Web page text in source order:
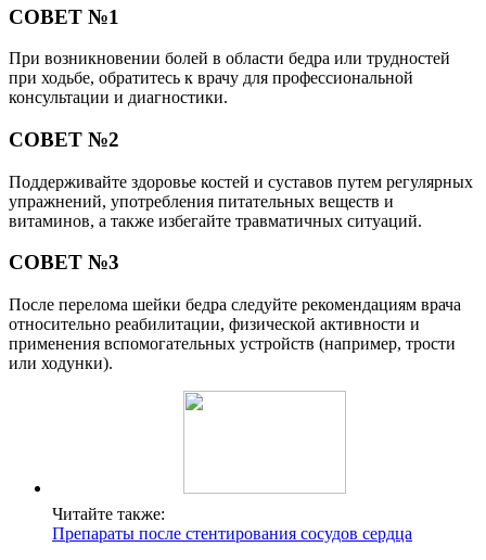
СОВЕТ №1
При возникновении болей в области бедра или трудностей
при ходьбе, обратитесь к врачу для профессиональной
консультации и диагностики.
СОВЕТ №2
Поддерживайте здоровье костей и суставов путем регулярных
упражнений, употребления питательных веществ и
витаминов, а также избегайте травматичных ситуаций.
СОВЕТ №3
После перелома шейки бедра следуйте рекомендациям врача
относительно реабилитации, физической активности и
применения вспомогательных устройств (например, трости
или ходунки).
Читайте также:
Препараты после стентирования сосудов сердца